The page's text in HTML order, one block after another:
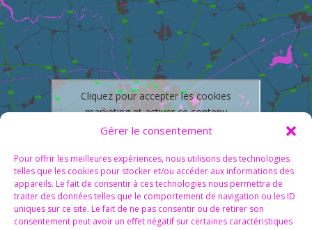
Gérer le consentement
Pour offrir les meilleures expériences, nous utilisons des technologies
telles que les cookies pour stocker et/ou accéder aux informations des
appareils. Le fait de consentir à ces technologies nous permettra de
traiter des données telles que le comportement de navigation ou les ID
uniques sur ce site. Le fait de ne pas consentir ou de retirer son
consentement peut avoir un effet négatif sur certaines caractéristiques
Cliquez pour accepter les cookies
marketing et activer ce contenu